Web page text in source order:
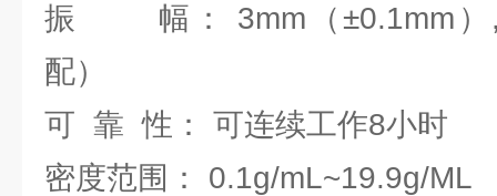
振 幅： 3mm（±0.1mm）
配）
可 靠 性： 可连续工作8小时
密度范围： 0.1g/mL~19.9g/ML